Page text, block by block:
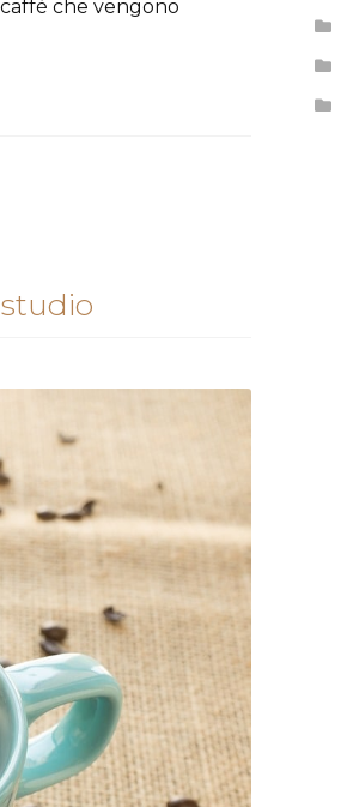
che vengono